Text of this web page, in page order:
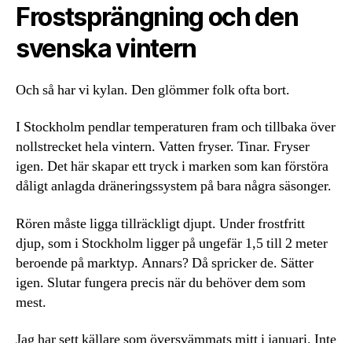
Frostsprängning och den
svenska vintern
Och så har vi kylan. Den glömmer folk ofta bort.
I Stockholm pendlar temperaturen fram och tillbaka över
nollstrecket hela vintern. Vatten fryser. Tinar. Fryser
igen. Det här skapar ett tryck i marken som kan förstöra
dåligt anlagda dräneringssystem på bara några säsonger.
Rören måste ligga tillräckligt djupt. Under frostfritt
djup, som i Stockholm ligger på ungefär 1,5 till 2 meter
beroende på marktyp. Annars? Då spricker de. Sätter
igen. Slutar fungera precis när du behöver dem som
mest.